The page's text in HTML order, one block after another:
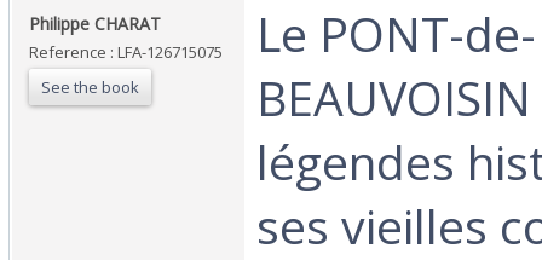
‎Philippe CHARAT‎
Reference : LFA-126715075
See the book
‎Le PONT-de-
légendes
ses vieilles